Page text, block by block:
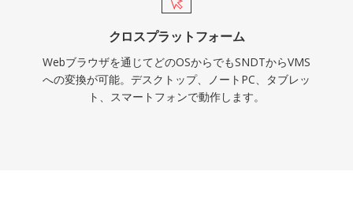
クロスプラットフォーム
Webブラウザを通じてどのOSからでもSNDTからVMS
への変換が可能。デスクトップ、ノートPC、タブレッ
ト、スマートフォンで動作します。